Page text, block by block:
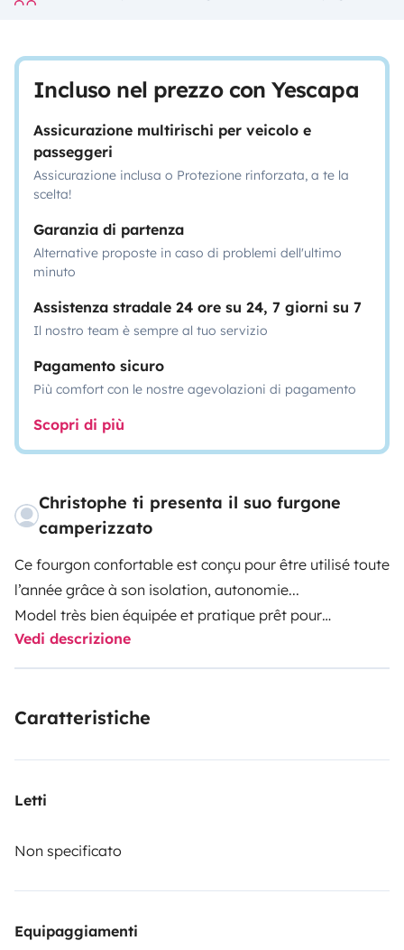
Incluso nel prezzo con Yescapa
Assicurazione multirischi per veicolo e
passeggeri
Assicurazione inclusa o Protezione rinforzata, a te la
scelta!
Garanzia di partenza
Alternative proposte in caso di problemi dell'ultimo
minuto
Assistenza stradale 24 ore su 24, 7 giorni su 7
Il nostro team è sempre al tuo servizio
Pagamento sicuro
Più comfort con le nostre agevolazioni di pagamento
Scopri di più
Christophe ti presenta il suo furgone
camperizzato
Ce fourgon confortable est conçu pour être utilisé toute
l’année grâce à son isolation, autonomie...
Model très bien équipée et pratique prêt pour
l’aventure.
Lit jumeaux modulable
Couchage 2 personnes plus un enfant
Conditions de location
Vedi descrizione
Caratteristiche
Letti
Non specificato
Equipaggiamenti